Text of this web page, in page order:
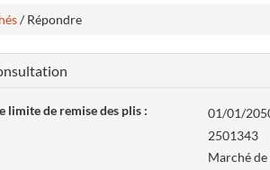
/ Répondre
limite de remise des plis :
01/01/
2501343
Marché